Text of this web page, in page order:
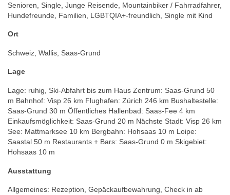
Senioren, Single, Junge Reisende, Mountainbiker / Fahrradfahrer,
Hundefreunde, Familien, LGBTQIA+-freundlich, Single mit Kind
Ort
Schweiz, Wallis, Saas-Grund
Lage
Lage: ruhig, Ski-Abfahrt bis zum Haus Zentrum: Saas-Grund 50
m Bahnhof: Visp 26 km Flughafen: Zürich 246 km Bushaltestelle:
Saas-Grund 30 m Öffentliches Hallenbad: Saas-Fee 4 km
Einkaufsmöglichkeit: Saas-Grund 20 m Nächste Stadt: Visp 26 km
See: Mattmarksee 10 km Bergbahn: Hohsaas 10 m Loipe:
Saastal 50 m Restaurants + Bars: Saas-Grund 0 m Skigebiet:
Hohsaas 10 m
Ausstattung
Allgemeines: Rezeption, Gepäckaufbewahrung, Check in ab